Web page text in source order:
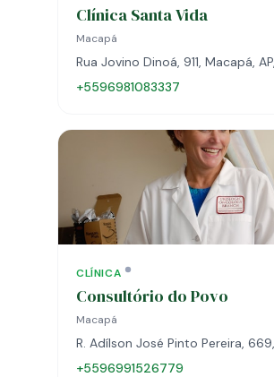
Clínica Santa Vida
Macapá
Rua Jovino Dinoá, 911, Macapá,
+5596981083337
CLÍNICA
Consultório do Povo
Macapá
R. Adílson José Pinto Pereira,
+5596991526779